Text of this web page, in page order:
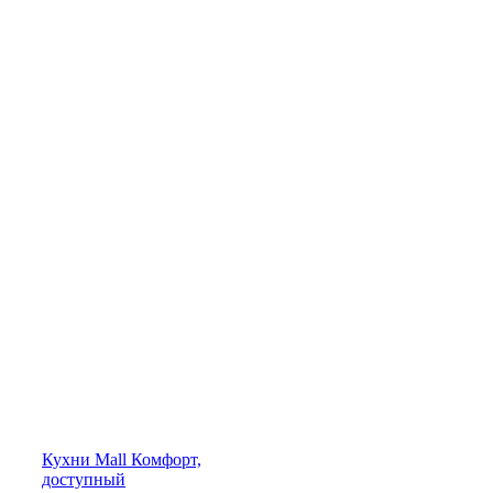
Кухни Mall Комфорт,
доступный